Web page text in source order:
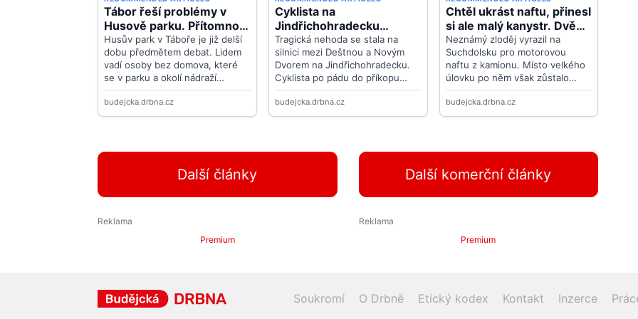
Další články Další komerční články
Premium Premium
Soukromí O Drbně Etický kodex Kontakt Inzerce